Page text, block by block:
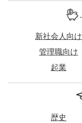
新社会人向け
管理職向け
起業
歴史